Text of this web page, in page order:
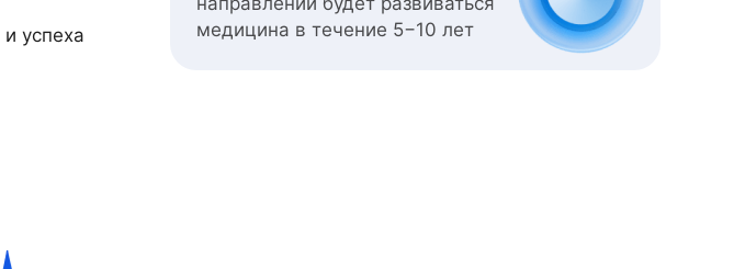
медицина в течение 5−10 лет
и успеха